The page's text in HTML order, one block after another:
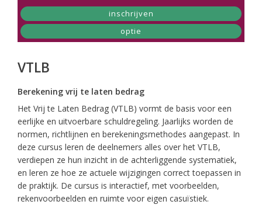
inschrijven
optie
VTLB
Berekening vrij te laten bedrag
Het Vrij te Laten Bedrag (VTLB) vormt de basis voor een
eerlijke en uitvoerbare schuldregeling. Jaarlijks worden de
normen, richtlijnen en berekeningsmethodes aangepast. In
deze cursus leren de deelnemers alles over het VTLB,
verdiepen ze hun inzicht in de achterliggende systematiek,
en leren ze hoe ze actuele wijzigingen correct toepassen in
de praktijk. De cursus is interactief, met voorbeelden,
rekenvoorbeelden en ruimte voor eigen casuïstiek.